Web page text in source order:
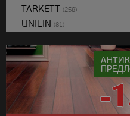
TARKETT (258)
UNILIN (81)